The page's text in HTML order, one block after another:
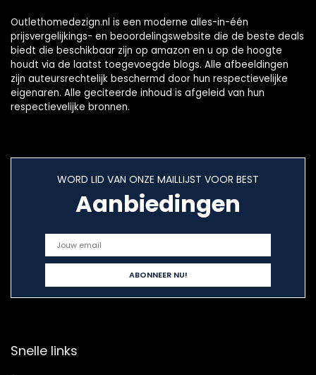
Outlethomedezign.nl is een moderne alles-in-één
prijsvergelijkings- en beoordelingswebsite die de beste deals
biedt die beschikbaar zijn op amazon en u op de hoogte
houdt via de laatst toegevoegde blogs. Alle afbeeldingen
zijn auteursrechtelijk beschermd door hun respectievelijke
eigenaren. Alle geciteerde inhoud is afgeleid van hun
respectievelijke bronnen.
WORD LID VAN ONZE MAILLIJST VOOR BEST
Aanbiedingen
Snelle links